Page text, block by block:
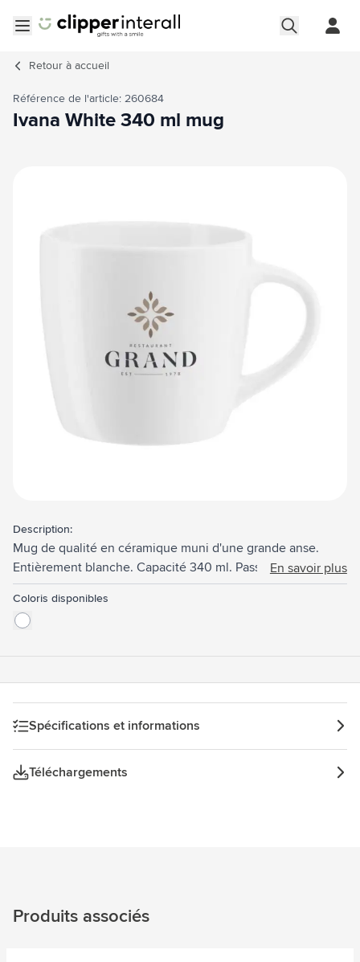
Retour à accueil
Référence de l'article: 260684
Ivana White 340 ml mug
Description:
Mug de qualité en céramique muni d'une grande anse.
Entièrement blanche. Capacité 340 ml. Passe au lave-
vaisselle. Impression résistante au lave-vaisselle et certifiée
selon EN12875-2.
En savoir plus
Coloris disponibles
Spécifications et informations
Téléchargements
Produits associés